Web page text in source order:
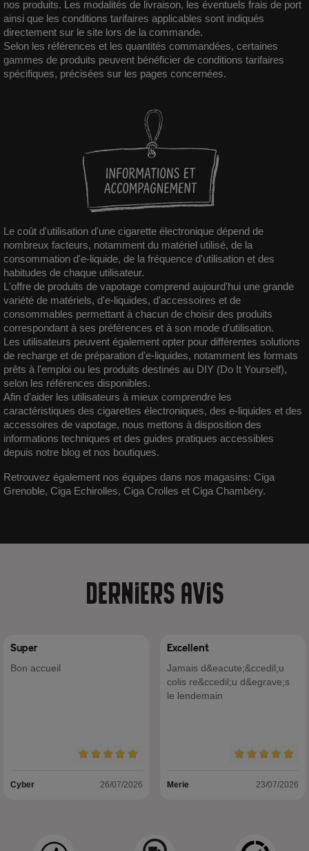
nos produits. Les modalités de livraison, les éventuels frais de port
ainsi que les conditions tarifaires applicables sont indiqués
directement sur le site lors de la commande.
Selon les références et les quantités commandées, certaines
gammes de produits peuvent bénéficier de conditions tarifaires
spécifiques, précisées sur les pages concernées.
Le coût d'utilisation d'une cigarette électronique dépend de
nombreux facteurs, notamment du matériel utilisé, de la
consommation d'e-liquide, de la fréquence d'utilisation et des
habitudes de chaque utilisateur.
L'offre de produits de vapotage comprend aujourd'hui une grande
variété de matériels, d'e-liquides, d'accessoires et de
consommables permettant à chacun de choisir des produits
correspondant à ses préférences et à son mode d'utilisation.
Les utilisateurs peuvent également opter pour différentes solutions
de recharge et de préparation d'e-liquides, notamment les formats
prêts à l'emploi ou les produits destinés au DIY (Do It Yourself),
selon les références disponibles.
Afin d'aider les utilisateurs à mieux comprendre les
caractéristiques des cigarettes électroniques, des e-liquides et des
accessoires de vapotage, nous mettons à disposition des
informations techniques et des guides pratiques accessibles
depuis notre blog et nos boutiques.
Retrouvez également nos équipes dans nos magasins: Ciga
Grenoble, Ciga Echirolles, Ciga Crolles et Ciga Chambéry.
Derniers avis
Super
Bon accueil
Cyber 26/07/2026
Excellent
Jamais d&eacute;&ccedil;u
colis re&ccedil;u d&egrave;s
le lendemain
Merie 23/07/2026